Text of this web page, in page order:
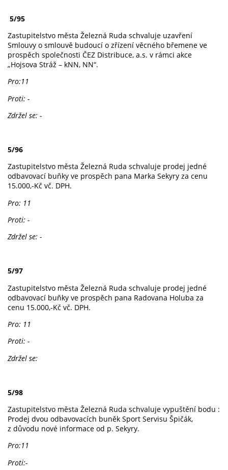
5/95
Zastupitelstvo města Železná Ruda schvaluje uzavření
Smlouvy o smlouvě budoucí o zřízení věcného břemene ve
prospěch společnosti ČEZ Distribuce, a.s. v rámci akce
„Hojsova Stráž – kNN, NN“.
Pro:11
Proti: -
Zdržel se: -
5/96
Zastupitelstvo města Železná Ruda schvaluje prodej jedné
odbavovací buňky ve prospěch pana Marka Sekyry za cenu
15.000,-Kč vč. DPH.
Pro: 11
Proti: -
Zdržel se: -
5/97
Zastupitelstvo města Železná Ruda schvaluje prodej jedné
odbavovací buňky ve prospěch pana Radovana Holuba za
cenu 15.000,-Kč vč. DPH.
Pro: 11
Proti: -
Zdržel se:
5/98
Zastupitelstvo města Železná Ruda schvaluje vypuštění bodu :
Prodej dvou odbavovacích buněk Sport Servisu Špičák,
z důvodu nové informace od p. Sekyry.
Pro:11
Proti:-